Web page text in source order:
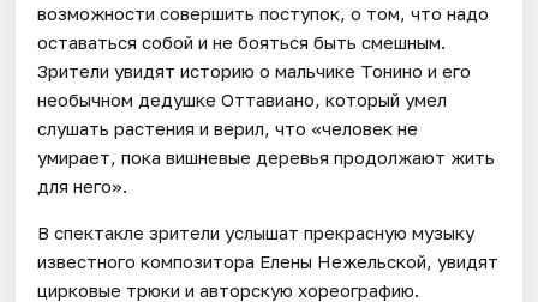
возможности совершить поступок, о том, что надо
оставаться собой и не бояться быть смешным.
Зрители увидят историю о мальчике Тонино и его
необычном дедушке Оттавиано, который умел
слушать растения и верил, что «человек не
умирает, пока вишневые деревья продолжают жить
для него».
В спектакле зрители услышат прекрасную музыку
известного композитора Елены Нежельской, увидят
цирковые трюки и авторскую хореографию.